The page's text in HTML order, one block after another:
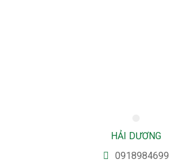
HẢI DƯƠNG
0918984699